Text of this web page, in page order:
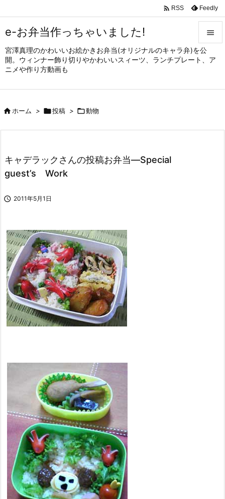
e-お弁当作っちゃいました!
宮澤真理のかわいいお絵かきお弁当(オリジナルのキャラ弁)を公
開。ウィンナー飾り切りやかわいいスィーツ、ランチプレート、ア
ニメや作り方動画も


メニュ
サイド

 RSS Feedly
ホーム > 投稿 > 動物
キャデラックさんの投稿お弁当—Special
guest’s Work
 2011年5月1日